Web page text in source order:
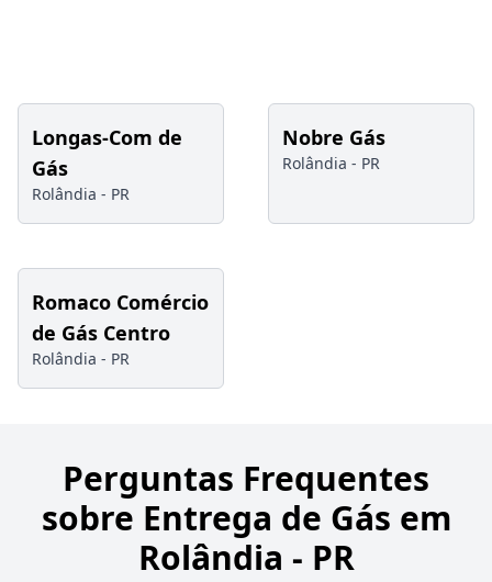
Longas-Com de
Gás
Rolândia - PR
Nobre Gás
Rolândia - PR
Romaco Comércio
de Gás Centro
Rolândia - PR
Perguntas Frequentes
sobre Entrega de Gás em
Rolândia - PR